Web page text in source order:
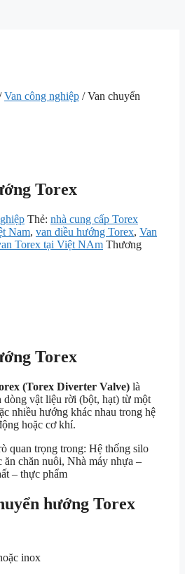
Van công nghiệp / Van chuyển
Torex
Thẻ: nhà cung cấp Torex
Nam, van điều hướng Torex, Van
Torex tại Việt NAm Thương
Torex
(Torex Diverter Valve) là
dòng vật liệu rời (bột, hạt) từ một
nhiều hướng khác nhau trong hệ
hoặc cơ khí.
quan trọng trong: Hệ thống silo
chăn nuôi, Nhà máy nhựa –
– thực phẩm
hướng Torex
inox